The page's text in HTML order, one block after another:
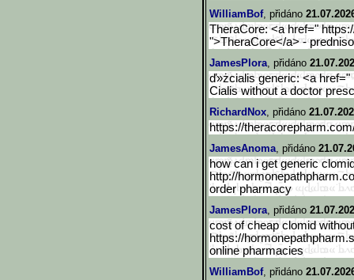
WilliamBof, přidáno
TheraCore: <a href="
">TheraCore</a> -
JamesPlora, přidáno
ď»żcialis generic: <a
Cialis without a doctor
RichardNox, přidáno
https://
JamesAnoma, přidáno
how can i get generic
http://
order pharmacy
JamesPlora, přidáno
cost of cheap clomid
https://
online pharmacies
WilliamBof, přidáno